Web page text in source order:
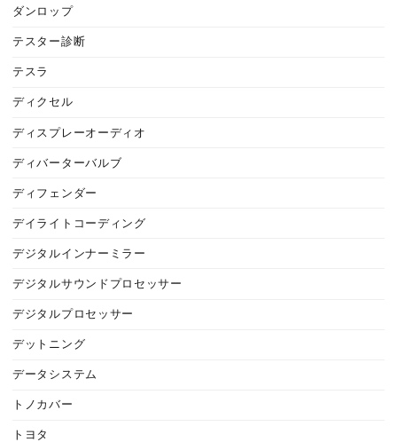
ダンロップ
テスター診断
テスラ
ディクセル
ディスプレーオーディオ
ディバーターバルブ
ディフェンダー
デイライトコーディング
デジタルインナーミラー
デジタルサウンドプロセッサー
デジタルプロセッサー
デットニング
データシステム
トノカバー
トヨタ